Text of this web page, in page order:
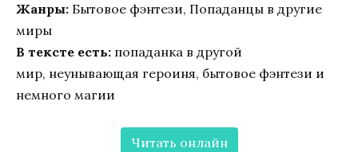
Жанры: Бытовое фэнтези, Попаданцы в другие
миры
В тексте есть: попаданка в другой
мир, неунывающая героиня, бытовое фэнтези и
немного магии
Читать онлайн